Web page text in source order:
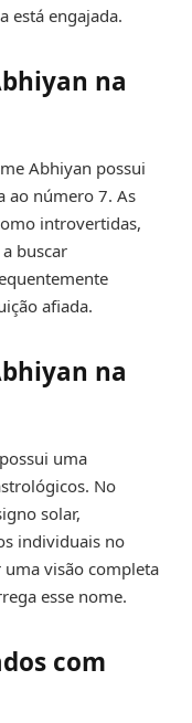
está engajada.
na
Abhiyan possui
ao número 7. As
introvertidas,
buscar
afiada.
na
uma
No
solar,
individuais no
visão completa
esse nome.
com